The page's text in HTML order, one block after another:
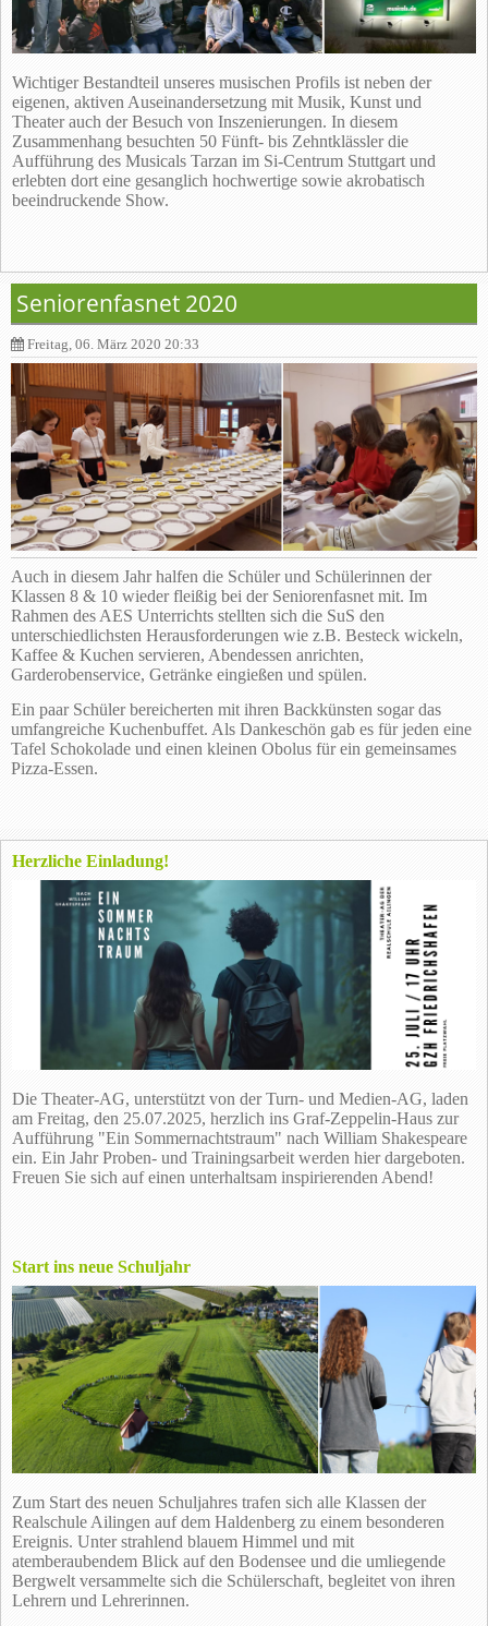
Wichtiger Bestandteil unseres musischen Profils ist neben der
eigenen, aktiven Auseinandersetzung mit Musik, Kunst und
Theater auch der Besuch von Inszenierungen. In diesem
Zusammenhang besuchten 50 Fünft- bis Zehntklässler die
Aufführung des Musicals Tarzan im Si-Centrum Stuttgart und
erlebten dort eine gesanglich hochwertige sowie akrobatisch
beeindruckende Show.
Seniorenfasnet 2020
Freitag, 06. März 2020 20:33
Auch in diesem Jahr halfen die Schüler und Schülerinnen der
Klassen 8 & 10 wieder fleißig bei der Seniorenfasnet mit. Im
Rahmen des AES Unterrichts stellten sich die SuS den
unterschiedlichsten Herausforderungen wie z.B. Besteck wickeln,
Kaffee & Kuchen servieren, Abendessen anrichten,
Garderobenservice, Getränke eingießen und spülen.
Ein paar Schüler bereicherten mit ihren Backkünsten sogar das
umfangreiche Kuchenbuffet. Als Dankeschön gab es für jeden eine
Tafel Schokolade und einen kleinen Obolus für ein gemeinsames
Pizza-Essen.
Herzliche Einladung!
Die Theater-AG, unterstützt von der Turn- und Medien-AG, laden
am Freitag, den 25.07.2025, herzlich ins Graf-Zeppelin-Haus zur
Aufführung "Ein Sommernachtstraum" nach William Shakespeare
ein. Ein Jahr Proben- und Trainingsarbeit werden hier dargeboten.
Freuen Sie sich auf einen unterhaltsam inspirierenden Abend!
Start ins neue Schuljahr
Zum Start des neuen Schuljahres trafen sich alle Klassen der
Realschule Ailingen auf dem Haldenberg zu einem besonderen
Ereignis. Unter strahlend blauem Himmel und mit
atemberaubendem Blick auf den Bodensee und die umliegende
Bergwelt versammelte sich die Schülerschaft, begleitet von ihren
Lehrern und Lehrerinnen.